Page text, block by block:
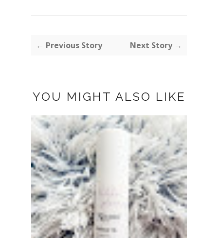
← Previous Story Next Story →
YOU MIGHT ALSO LIKE